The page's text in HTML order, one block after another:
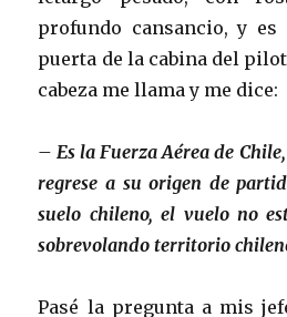
profundo cansancio, y
puerta de la cabina del
cabeza me llama y me dice:
– Es la Fuerza Aérea de
regrese a su origen de
suelo chileno, el vuelo no
sobrevolando territorio
Pasé la pregunta a mis